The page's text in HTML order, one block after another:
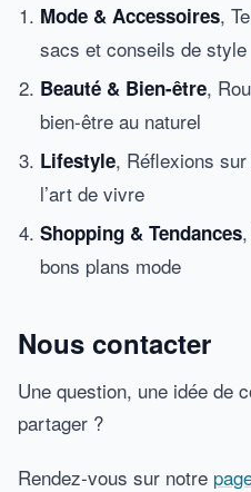
Mode & Accessoires,
sacs et conseils de style
Beauté & Bien-être,
bien-être au naturel
Lifestyle, Réflexions
l’art de vivre
Shopping & Tendances
bons plans mode
Nous contacter
Une question, une idée de
partager ?
Rendez-vous sur notre